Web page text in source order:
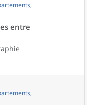
entre